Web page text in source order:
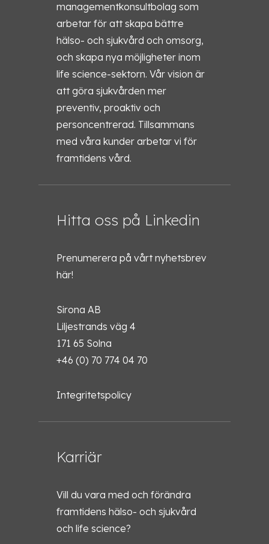
managementkonsultbolag som
arbetar för att skapa bättre
hälso- och sjukvård och omsorg,
och skapa nya möjligheter inom
life science-sektorn. Vår vision är
att göra sjukvården mer
preventiv, proaktiv och
personcentrerad. Tillsammans
med våra kunder arbetar vi för
framtidens vård.
Hitta oss på Linkedin
Prenumerera på vårt nyhetsbrev
här!
Sirona AB
Liljestrands väg 4
171 65 Solna
+46 (0) 70 774 04 70
Integritetspolicy
Karriär
Vill du vara med och förändra
framtidens hälso- och sjukvård
och life science?